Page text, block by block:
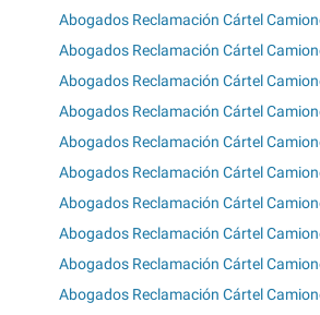
Abogados Reclamación Cártel
Abogados Reclamación Cártel
Abogados Reclamación Cártel
Abogados Reclamación Cártel
Abogados Reclamación Cártel
Abogados Reclamación Cártel
Abogados Reclamación Cártel
Abogados Reclamación Cártel
Abogados Reclamación Cártel
Abogados Reclamación Cártel